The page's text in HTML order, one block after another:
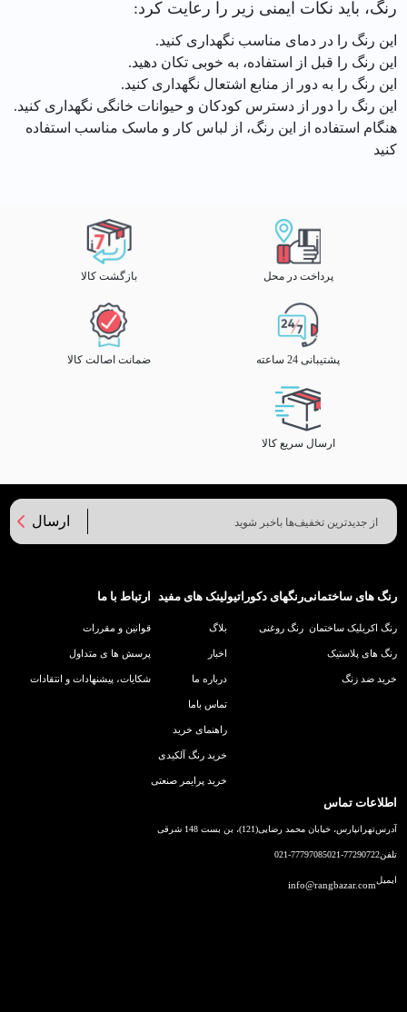
رنگ، باید نکات ایمنی زیر را رعایت کرد:
این رنگ را در دمای مناسب نگهداری کنید.
این رنگ را قبل از استفاده، به خوبی تکان دهید.
این رنگ را به دور از منابع اشتعال نگهداری کنید.
این رنگ را دور از دسترس کودکان و حیوانات خانگی نگهداری کنید.
هنگام استفاده از این رنگ، از لباس کار و ماسک مناسب استفاده
کنید
پرداخت در محل بازگشت کالا
پشتیبانی 24 ساعته ضمانت اصالت کالا
ارسال سریع کالا
ارسال
رنگ های ساختمانی
رنگ اکریلیک ساختمان
رنگ های پلاستیک
خرید ضد زنگ
رنگهای دکوراتیو
رنگ روغنی
لینک های مفید
بلاگ
اخبار
درباره ما
تماس باما
راهنمای خرید
خرید رنگ آلکیدی
خرید پرایمر صنعتی
ارتباط با ما
قوانین و مقررات
پرسش ها ی متداول
شکایات، پیشنهادات و انتقادات
اطلاعات تماس
آدرستهرانپارس، خیابان محمد رضایی(121)، بن بست 148 شرقی
تلفن021-77290722
021-77797085
ایمیلinfo@rangbazar.com